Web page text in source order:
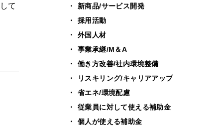
新商品/サービス開発
採用活動
外国人材
事業承継/M＆A
働き方改善/社内環境整備
リスキリング/キャリアアップ
省エネ/環境配慮
従業員に対して使える補助金
個人が使える補助金
て